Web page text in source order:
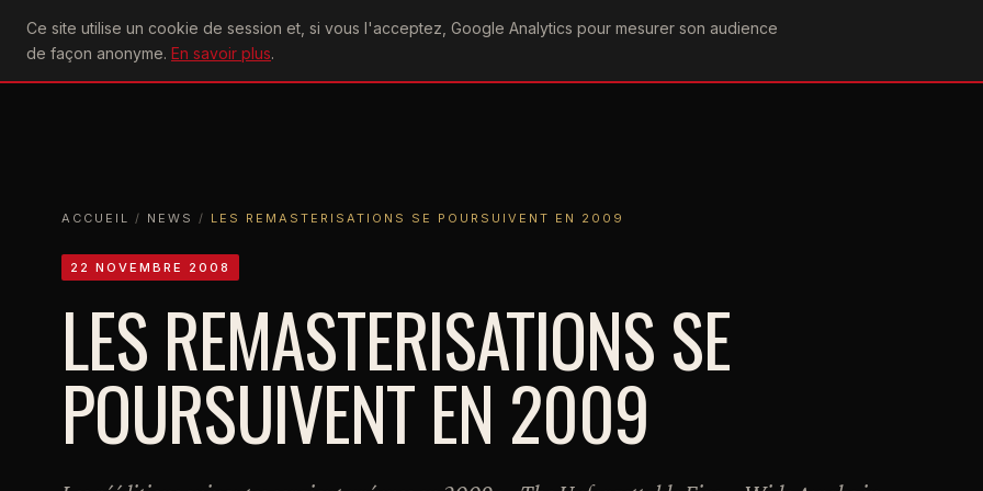
Ce site utilise un cookie de session et, si vous l'acceptez, Google Analytics pour mesurer son audience
de façon anonyme. En savoir plus.
U2achtung
ACCUEIL
ACTU CONCERTS DISCOGRAPHIEPAROLESVIDÉOGRAPHIEFORUMS
ACCUEIL / NEWS / LES REMASTERISATIONS SE POURSUIVENT EN 2009
22 NOVEMBRE 2008
LES REMASTERISATIONS SE
POURSUIVENT EN 2009